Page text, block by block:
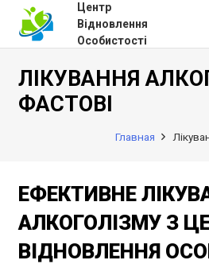
Центр
Відновлення
Особистості
ЛІКУВАННЯ
ФАСТОВІ
Главная
ЕФЕКТИВНЕ
АЛКОГОЛІЗМУ З
ВІДНОВЛЕННЯ